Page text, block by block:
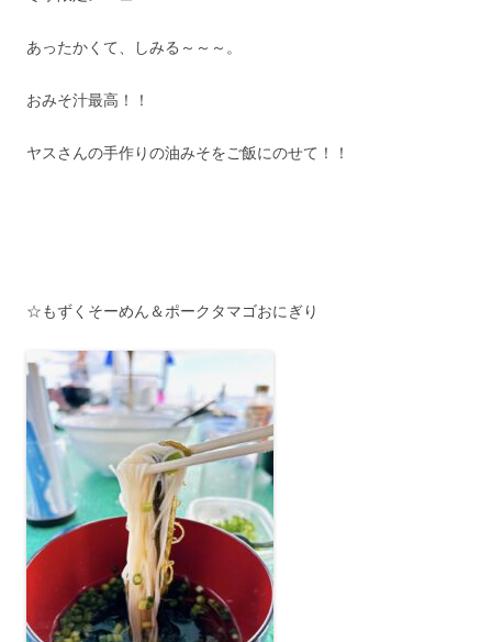
あったかくて、しみる～～～。
おみそ汁最高！！
ヤスさんの手作りの油みそをご飯にのせて！！
☆もずくそーめん＆ポークタマゴおにぎり